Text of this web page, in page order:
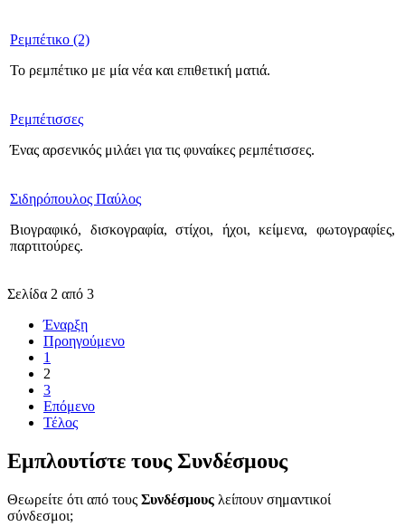
Ρεμπέτικο (2)
Το ρεμπέτικο με μία νέα και επιθετική ματιά.
Ρεμπέτισσες
Ένας αρσενικός μιλάει για τις φυναίκες ρεμπέτισσες.
Σιδηρόπουλος Παύλος
Βιογραφικό, δισκογραφία, στίχοι, ήχοι, κείμενα, φωτογραφίες,
παρτιτούρες.
Σελίδα 2 από 3
Έναρξη
Προηγούμενο
1
2
3
Επόμενο
Τέλος
Εμπλουτίστε τους Συνδέσμους
Θεωρείτε ότι από τους Συνδέσμους λείπουν σημαντικοί
σύνδεσμοι;